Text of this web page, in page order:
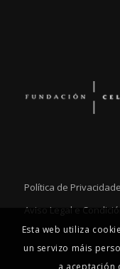
Política de Privacidade
Aviso Legal e
Esta web utiliza
un servizo máis
a aceptación